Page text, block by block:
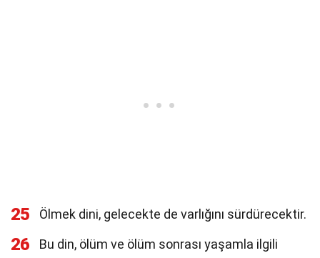
25 Ölmek dini, gelecekte de varlığını sürdürecektir.
26
Bu din, ölüm ve ölüm sonrası yaşamla ilgili